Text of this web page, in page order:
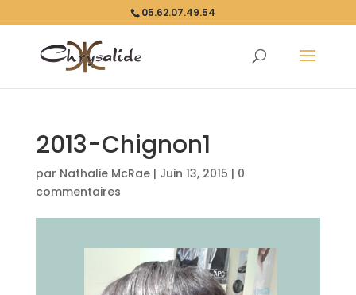
05.62.07.49.54
2013-Chignon1
par Nathalie McRae| Juin 13, 2015 | 0
commentaires